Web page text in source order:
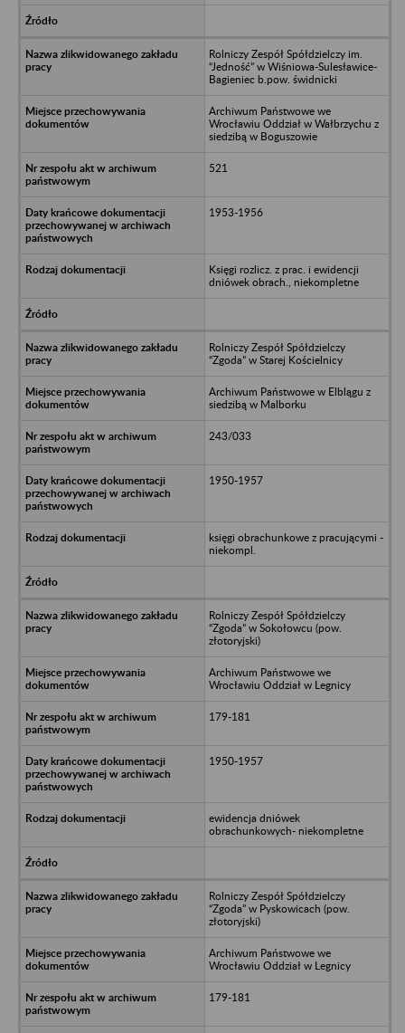
Rolniczy Zespół Spółdzielczy im.
“Jedność” w Wiśniowa-Sulesławice-
Bagieniec b.pow. świdnicki
Archiwum Państwowe we
Wrocławiu Oddział w Wałbrzychu z
siedzibą w Boguszowie
521
1953-1956
Księgi rozlicz. z prac. i ewidencji
dniówek obrach., niekompletne
Rolniczy Zespół Spółdzielczy
“Zgoda” w Starej Kościelnicy
Archiwum Państwowe w Elblągu z
siedzibą w Malborku
243/033
1950-1957
księgi obrachunkowe z pracującymi -
niekompl.
Rolniczy Zespół Spółdzielczy
“Zgoda” w Sokołowcu (pow.
złotoryjski)
Archiwum Państwowe we
Wrocławiu Oddział w Legnicy
179-181
1950-1957
ewidencja dniówek
obrachunkowych- niekompletne
Rolniczy Zespół Spółdzielczy
“Zgoda” w Pyskowicach (pow.
złotoryjski)
Archiwum Państwowe we
Wrocławiu Oddział w Legnicy
179-181